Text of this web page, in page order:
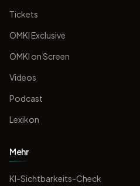
Tickets
OMKI Exclusive
OMKI on Screen
Videos
Podcast
Lexikon
Mehr
KI-Sichtbarkeits-Check